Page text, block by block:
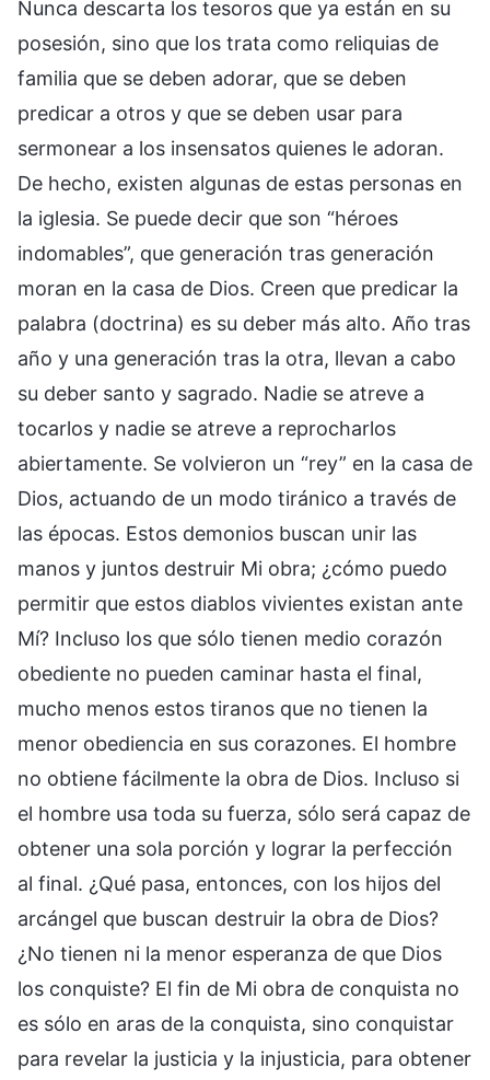
Nunca descarta los tesoros que ya están en su
posesión, sino que los trata como reliquias de
familia que se deben adorar, que se deben
predicar a otros y que se deben usar para
sermonear a los insensatos quienes le adoran.
De hecho, existen algunas de estas personas en
la iglesia. Se puede decir que son “héroes
indomables”, que generación tras generación
moran en la casa de Dios. Creen que predicar la
palabra (doctrina) es su deber más alto. Año tras
año y una generación tras la otra, llevan a cabo
su deber santo y sagrado. Nadie se atreve a
tocarlos y nadie se atreve a reprocharlos
abiertamente. Se volvieron un “rey” en la casa de
Dios, actuando de un modo tiránico a través de
las épocas. Estos demonios buscan unir las
manos y juntos destruir Mi obra; ¿cómo puedo
permitir que estos diablos vivientes existan ante
Mí? Incluso los que sólo tienen medio corazón
obediente no pueden caminar hasta el final,
mucho menos estos tiranos que no tienen la
menor obediencia en sus corazones. El hombre
no obtiene fácilmente la obra de Dios. Incluso si
el hombre usa toda su fuerza, sólo será capaz de
obtener una sola porción y lograr la perfección
al final. ¿Qué pasa, entonces, con los hijos del
arcángel que buscan destruir la obra de Dios?
¿No tienen ni la menor esperanza de que Dios
los conquiste? El fin de Mi obra de conquista no
es sólo en aras de la conquista, sino conquistar
para revelar la justicia y la injusticia, para obtener